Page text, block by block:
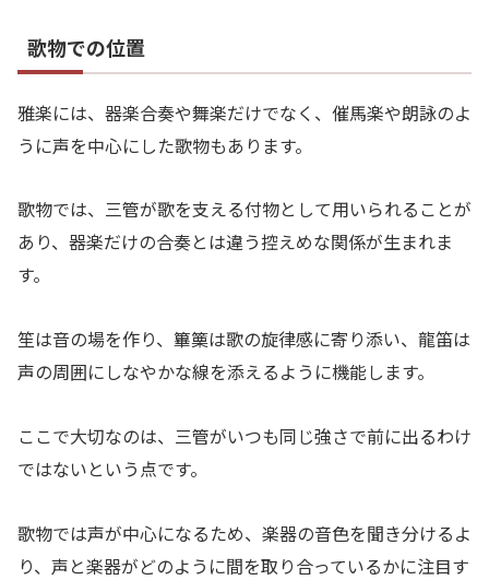
歌物での位置
雅楽には、器楽合奏や舞楽だけでなく、催馬楽や朗詠のよ
うに声を中心にした歌物もあります。
歌物では、三管が歌を支える付物として用いられることが
あり、器楽だけの合奏とは違う控えめな関係が生まれま
す。
笙は音の場を作り、篳篥は歌の旋律感に寄り添い、龍笛は
声の周囲にしなやかな線を添えるように機能します。
ここで大切なのは、三管がいつも同じ強さで前に出るわけ
ではないという点です。
歌物では声が中心になるため、楽器の音色を聞き分けるよ
り、声と楽器がどのように間を取り合っているかに注目す